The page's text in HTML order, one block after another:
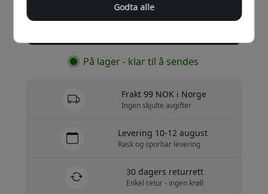
På lager - klar til å sendes
Frakt 99 NOK i Norge
Ingen skjulte avgifter
Levering 10-12 august
Rask og sporbar levering
30 dagers returrett
Enkel retur - ingen krøll
Godta alle